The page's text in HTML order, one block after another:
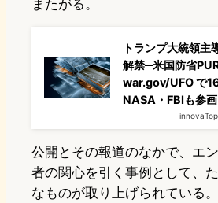
またがる。
トランプ大統領主
解禁─米国防省
war.gov/UFO で
NASA・FBIも参画
公開とその報道のなかで、エ
者の関心を引く事例として、
なものが取り上げられている